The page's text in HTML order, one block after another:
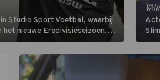
Studio Sport Voetbal, waarbij
nieuwe Eredivisieseizoen.
voetballen.
de